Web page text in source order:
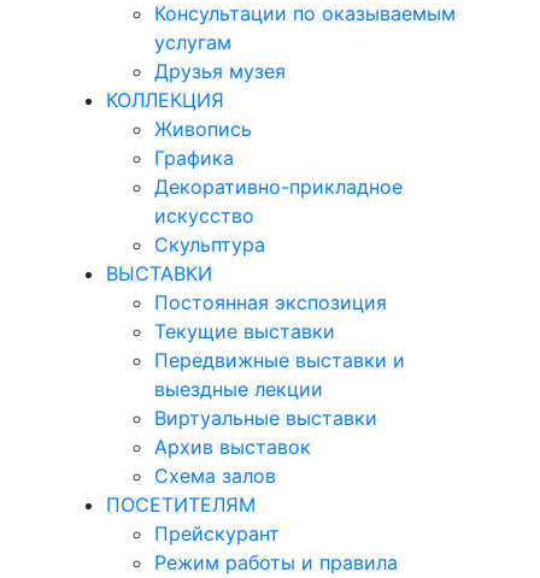
Консультации по оказываемым
услугам
Друзья музея
КОЛЛЕКЦИЯ
Живопись
Графика
Декоративно-прикладное
искусство
Скульптура
ВЫСТАВКИ
Постоянная экспозиция
Текущие выставки
Передвижные выставки и
выездные лекции
Виртуальные выставки
Архив выставок
Схема залов
ПОСЕТИТЕЛЯМ
Прейскурант
Режим работы и правила